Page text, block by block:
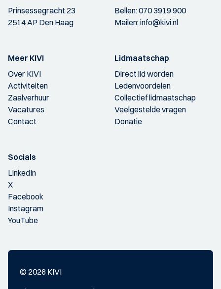
Prinsessegracht 23
2514 AP Den Haag
Bellen:070 3919 900
Mailen:info@kivi.nl
Meer KIVI
Over KIVI
Activiteiten
Zaalverhuur
Vacatures
Contact
Lidmaatschap
Direct lid worden
Ledenvoordelen
Collectief lidmaatschap
Veelgestelde vragen
Donatie
Socials
LinkedIn
X
Facebook
Instagram
YouTube
© 2026 KIVI